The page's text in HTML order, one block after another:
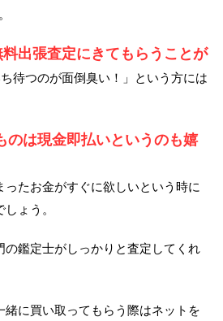
出張査定にきてもらうことが
待つのが面倒臭い！」という方には
のは現金即払いというのも嬉
ったお金がすぐに欲しいという時に
ょう。
の鑑定士がしっかりと査定してくれ
緒に買い取ってもらう際はネットを